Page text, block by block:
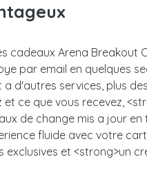
cadeaux Arena Breakout
par email en quelques
d'autres services, plus
ce que vous recevez,
de change mis a jour
fluide avec votre
et <strong>un